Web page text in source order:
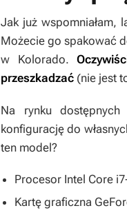
Jak już wspomniałam,
Możecie go spakować
w Kolorado.
przeszkadzać (nie jest
Na rynku
konfigurację do
ten model?
Procesor Intel Core
Kartę graficzna